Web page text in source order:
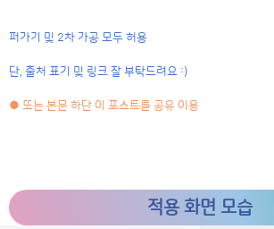
퍼가기 및 2차 가공 모두 허용
단, 출처 표기 및 링크 잘 부탁드려요 :)
● 또는 본문 하단 이 포스트를 공유 이용
적용 화면 모습